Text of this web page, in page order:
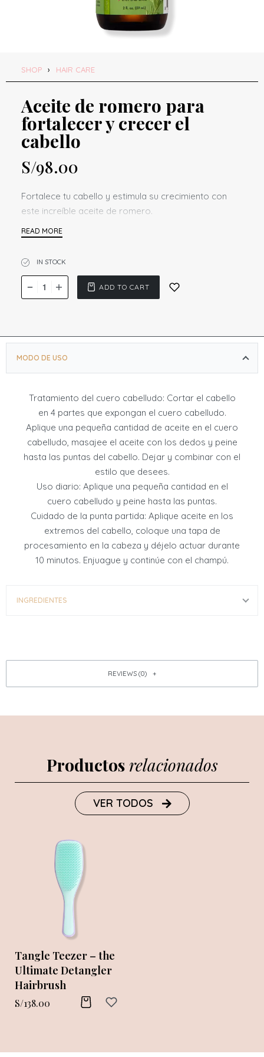
SHOP › HAIR CARE
Aceite de romero para
fortalecer y crecer el
cabello
S/98.00
Fortalece tu cabello y estimula su crecimiento con
este increíble aceite de romero.
Beneficios
Infundido con biotina
Uso para el cuidado diario del cabello o
tratamientos especializados para el cuero
cabelludo
IN STOCK
ADD TO CART
MODO DE USO
Tratamiento del cuero cabelludo: Cortar el cabello
en 4 partes que expongan el cuero cabelludo.
Aplique una pequeña cantidad de aceite en el cuero
cabelludo, masajee el aceite con los dedos y peine
hasta las puntas del cabello. Dejar y combinar con el
estilo que desees.
Uso diario: Aplique una pequeña cantidad en el
cuero cabelludo y peine hasta las puntas.
Cuidado de la punta partida: Aplique aceite en los
extremos del cabello, coloque una tapa de
procesamiento en la cabeza y déjelo actuar durante
10 minutos. Enjuague y continúe con el champú.
INGREDIENTES
REVIEWS (0)
Productos relacionados
VER TODOS
Tangle Teezer – the
Ultimate Detangler
Hairbrush
S/138.00